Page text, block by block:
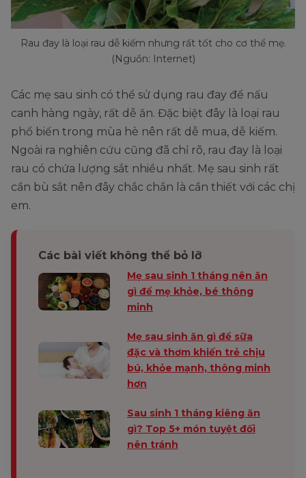
Rau đay là loại rau dễ kiếm nhưng rất tốt cho cơ thể mẹ.
(Nguồn: Internet)
Các mẹ sau sinh có thể sử dụng rau đay để nấu
canh hàng ngày, rất dễ ăn. Đặc biệt đây là loại rau
phổ biến trong mùa hè nên rất dễ mua, dễ kiếm.
Ngoài ra nghiên cứu cũng đã chỉ rõ, rau đay là loại
rau có chứa lượng sắt nhiều nhất. Mẹ sau sinh rất
cần bù sắt nên đây chắc chắn là cần thiết với các chị
em.
Các bài viết không thể bỏ lỡ
Mẹ sau sinh 1 tháng nên ăn
gì để mẹ khỏe, bé thông
minh
Mẹ sau sinh ăn gì để sữa
đặc và thơm khiến trẻ chịu
bú, khỏe mạnh, thông minh
hơn
Sau sinh 1 tháng kiêng ăn
gì? Top 5+ món tuyệt đối
nên tránh